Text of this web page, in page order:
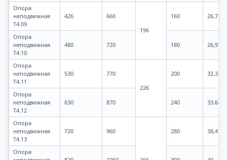
Опора
неподвижная
Т4.09
426
660
196
160 26,72
Опора
неподвижная
Т4.10
480 720 180 26,92
Опора
неподвижная
Т4.11
530
770
226
200 32,32
Опора
неподвижная
Т4.12
630 870 240 33,68
Опора
неподвижная
Т4.13
720 960 280 38,4
Опора